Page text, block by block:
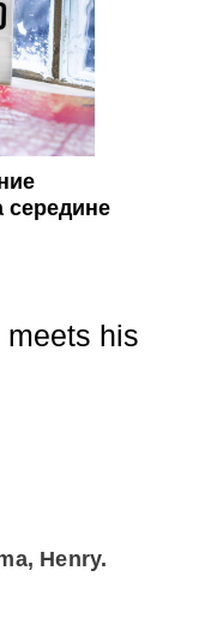
середине
meets his
Henry.